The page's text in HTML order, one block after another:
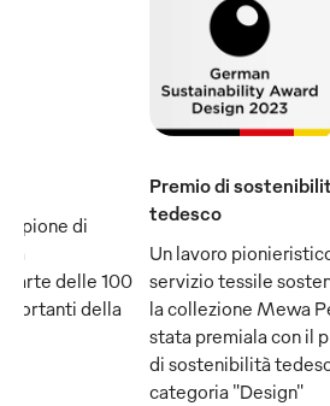
di
fa
delle 100
della
Premio di
tedesco
Un lavoro
servizio tessile
la collezione Mewa
stata premiala con il
di sostenibilità
categoria "Design"